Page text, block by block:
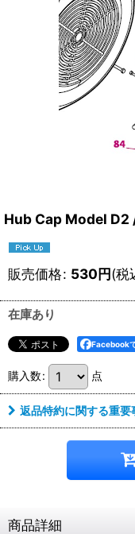
Hub Cap Model D2
販売価格: 530円(税
在庫あり
Facebook
購入数: 点
返品特約に関する重要
商品詳細